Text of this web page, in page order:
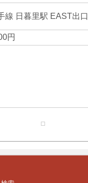
線 日暮里駅 EAST出
円